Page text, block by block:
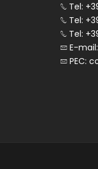
Tel:
Tel:
Tel:
E-
PEC: